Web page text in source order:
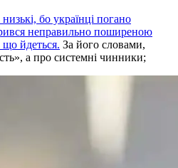
бо українці погано
неправильно поширеною
йдеться. За його словами,
а про системні чинники;